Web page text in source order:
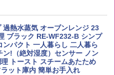
産 令和7年産
サントリー ウイスキー ハ
大容量
ンスタント アウトドアにも ロ
トック 大人買い おやつカン
過熱水蒸気 オーブンレンジ 23
ブラック RE-WF232-B シンプ
ンパクト 一人暮らし 二人暮ら
ン!（絶対湿度）センサー ノン
トースト スチームあたため
ット庫内 簡単お手入れ